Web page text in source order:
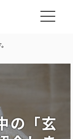
の「玄